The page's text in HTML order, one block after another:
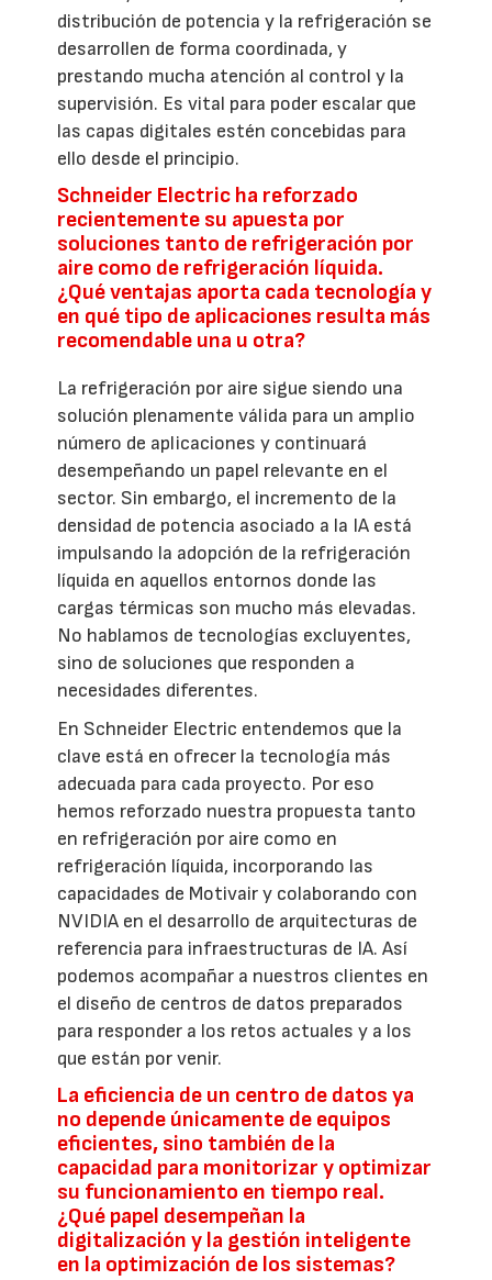
distribución de potencia y la refrigeración se
desarrollen de forma coordinada, y
prestando mucha atención al control y la
supervisión. Es vital para poder escalar que
las capas digitales estén concebidas para
ello desde el principio.
Schneider Electric ha reforzado
recientemente su apuesta por
soluciones tanto de refrigeración por
aire como de refrigeración líquida.
¿Qué ventajas aporta cada tecnología y
en qué tipo de aplicaciones resulta más
recomendable una u otra?
La refrigeración por aire sigue siendo una
solución plenamente válida para un amplio
número de aplicaciones y continuará
desempeñando un papel relevante en el
sector. Sin embargo, el incremento de la
densidad de potencia asociado a la IA está
impulsando la adopción de la refrigeración
líquida en aquellos entornos donde las
cargas térmicas son mucho más elevadas.
No hablamos de tecnologías excluyentes,
sino de soluciones que responden a
necesidades diferentes.
En Schneider Electric entendemos que la
clave está en ofrecer la tecnología más
adecuada para cada proyecto. Por eso
hemos reforzado nuestra propuesta tanto
en refrigeración por aire como en
refrigeración líquida, incorporando las
capacidades de Motivair y colaborando con
NVIDIA en el desarrollo de arquitecturas de
referencia para infraestructuras de IA. Así
podemos acompañar a nuestros clientes en
el diseño de centros de datos preparados
para responder a los retos actuales y a los
que están por venir.
La eficiencia de un centro de datos ya
no depende únicamente de equipos
eficientes, sino también de la
capacidad para monitorizar y optimizar
su funcionamiento en tiempo real.
¿Qué papel desempeñan la
digitalización y la gestión inteligente
en la optimización de los sistemas?